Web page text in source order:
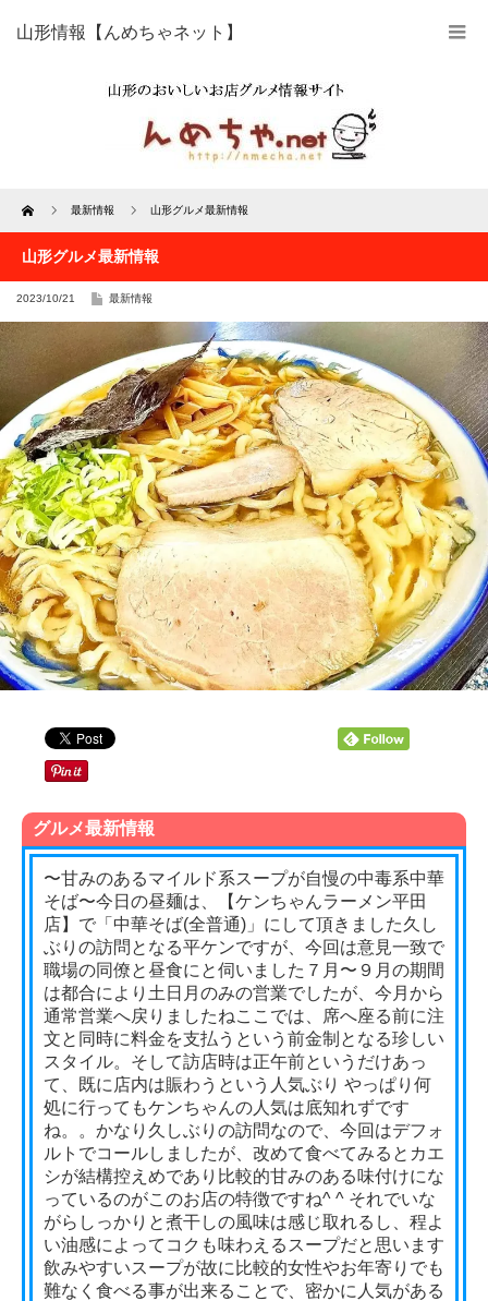
山形情報【んめちゃネット】
Home 最新情報 山形グルメ最新情報
山形グルメ最新情報
2023/10/21 最新情報
グルメ最新情報
〜甘みのあるマイルド系スープが自慢の中毒系中華
そば〜今日の昼麺は、【ケンちゃんラーメン平田
店】で「中華そば(全普通)」にして頂きました久し
ぶりの訪問となる平ケンですが、今回は意見一致で
職場の同僚と昼食にと伺いました７月〜９月の期間
は都合により土日月のみの営業でしたが、今月から
通常営業へ戻りましたねここでは、席へ座る前に注
文と同時に料金を支払うという前金制となる珍しい
スタイル。そして訪店時は正午前というだけあっ
て、既に店内は賑わうという人気ぶり やっぱり何
処に行ってもケンちゃんの人気は底知れずです
ね。。かなり久しぶりの訪問なので、今回はデフォ
ルトでコールしましたが、改めて食べてみるとカエ
シが結構控えめであり比較的甘みのある味付けにな
っているのがこのお店の特徴ですね^ ^ それでいな
がらしっかりと煮干しの風味は感じ取れるし、程よ
い油感によってコクも味わえるスープだと思います
飲みやすいスープが故に比較的女性やお年寄りでも
難なく食べる事が出来ることで、密かに人気がある